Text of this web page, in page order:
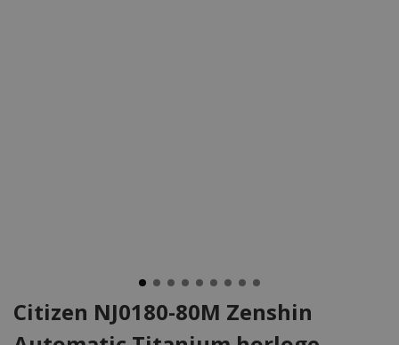
Citizen NJ0180-80M Zenshin